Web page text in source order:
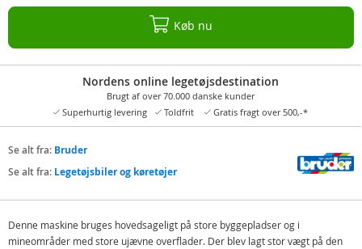
Køb nu
Nordens online legetøjsdestination
Brugt af over 70.000 danske kunder
Superhurtig levering
Toldfrit Gratis fragt over 500,-*
Se alt fra: Bruder
Se alt fra: Legetøjsbiler og køretøjer
Denne maskine bruges hovedsageligt på store byggepladser og i
mineområder med store ujævne overflader. Der blev lagt stor vægt på den